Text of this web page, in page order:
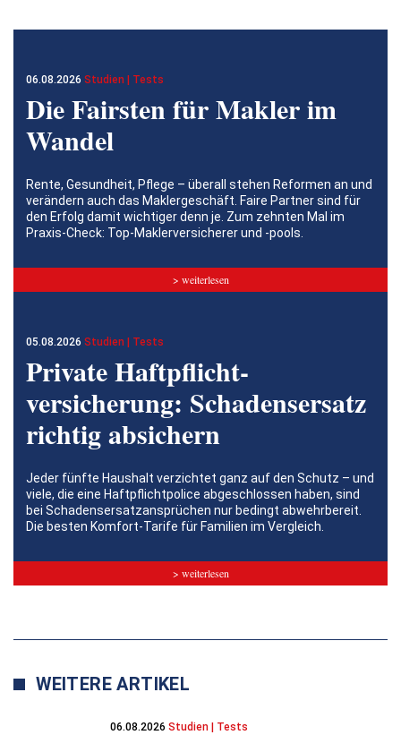
06.08.2026 Studien | Tests
Die Fairsten für Makler im
Wandel
Rente, Gesundheit, Pflege – überall stehen Reformen an und
verändern auch das Maklergeschäft. Faire Partner sind für
den Erfolg damit wichtiger denn je. Zum zehnten Mal im
Praxis-Check: Top-Maklerversicherer und -pools.
> weiterlesen
05.08.2026 Studien | Tests
Private Haftpflicht­
versicherung: Schadensersatz
richtig absichern
Jeder fünfte Haushalt verzichtet ganz auf den Schutz – und
viele, die eine Haftpflichtpolice abgeschlossen haben, sind
bei Schadensersatzansprüchen nur bedingt abwehrbereit.
Die besten Komfort-Tarife für Familien im Vergleich.
> weiterlesen
WEITERE ARTIKEL
06.08.2026Studien | Tests